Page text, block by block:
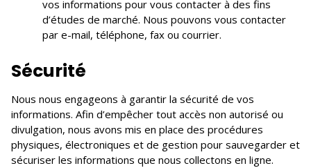
vos informations pour vous contacter à des fins
d’études de marché. Nous pouvons vous contacter
par e-mail, téléphone, fax ou courrier.
Sécurité
Nous nous engageons à garantir la sécurité de vos
informations. Afin d’empêcher tout accès non autorisé ou
divulgation, nous avons mis en place des procédures
physiques, électroniques et de gestion pour sauvegarder et
sécuriser les informations que nous collectons en ligne.